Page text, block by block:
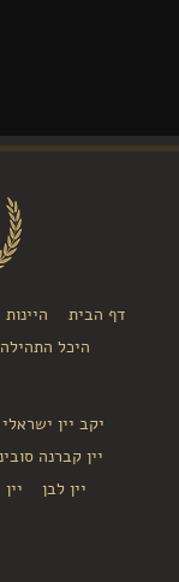
דף הבית
היכל התהילה
יקב יין ישראלי
יין קברנה
יין לבן